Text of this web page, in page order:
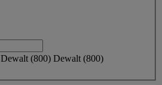
Dewalt (800) Dewalt (800)